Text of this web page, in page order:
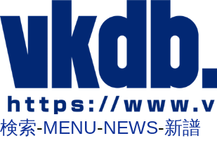
検索-MENU-NEWS-新譜